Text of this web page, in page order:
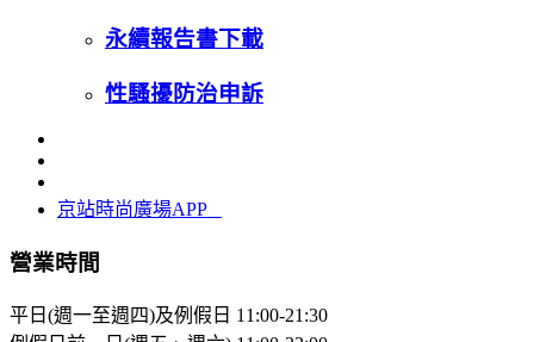
永續報告書下載
性騷擾防治申訴
京站時尚廣場APP
營業時間
平日(週一至週四)及例假日 11:00-21:30